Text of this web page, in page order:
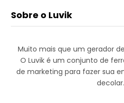
Sobre o Luvik
Muito mais que um gerador
O Luvik é um conjunto de
de marketing para fazer sua
decolar.